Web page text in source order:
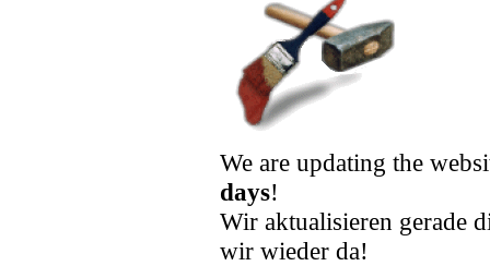
We are updating the
days!
Wir aktualisieren gerade
wir wieder da!